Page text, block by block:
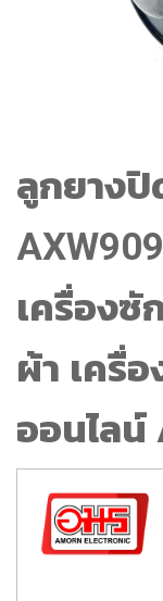
ลูกยางปิ
เครื่องซั
ผ้า เครื่
ออนไลน์